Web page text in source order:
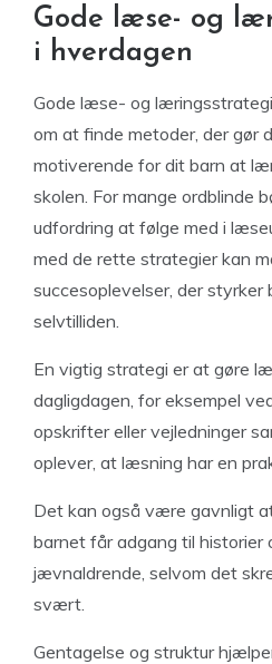
Gode læse- og
i hverdagen
Gode læse- og
om at finde metoder, der gør
motiverende for dit barn at
skolen. For mange ordblinde
udfordring at følge med i
med de rette strategier kan
succesoplevelser, der
selvtilliden.
En vigtig strategi er at gøre
dagligdagen, for eksempel
opskrifter eller vejledninger
oplever, at læsning har en
Det kan også være gavnligt
barnet får adgang til historier
jævnaldrende, selvom det
svært.
Gentagelse og struktur